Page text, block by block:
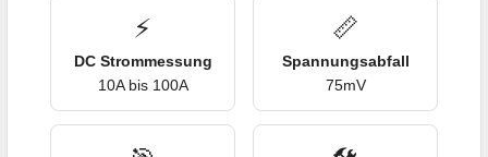
⚡
DC Strommessung
10A bis 100A
📏
Spannungsabfall
75mV